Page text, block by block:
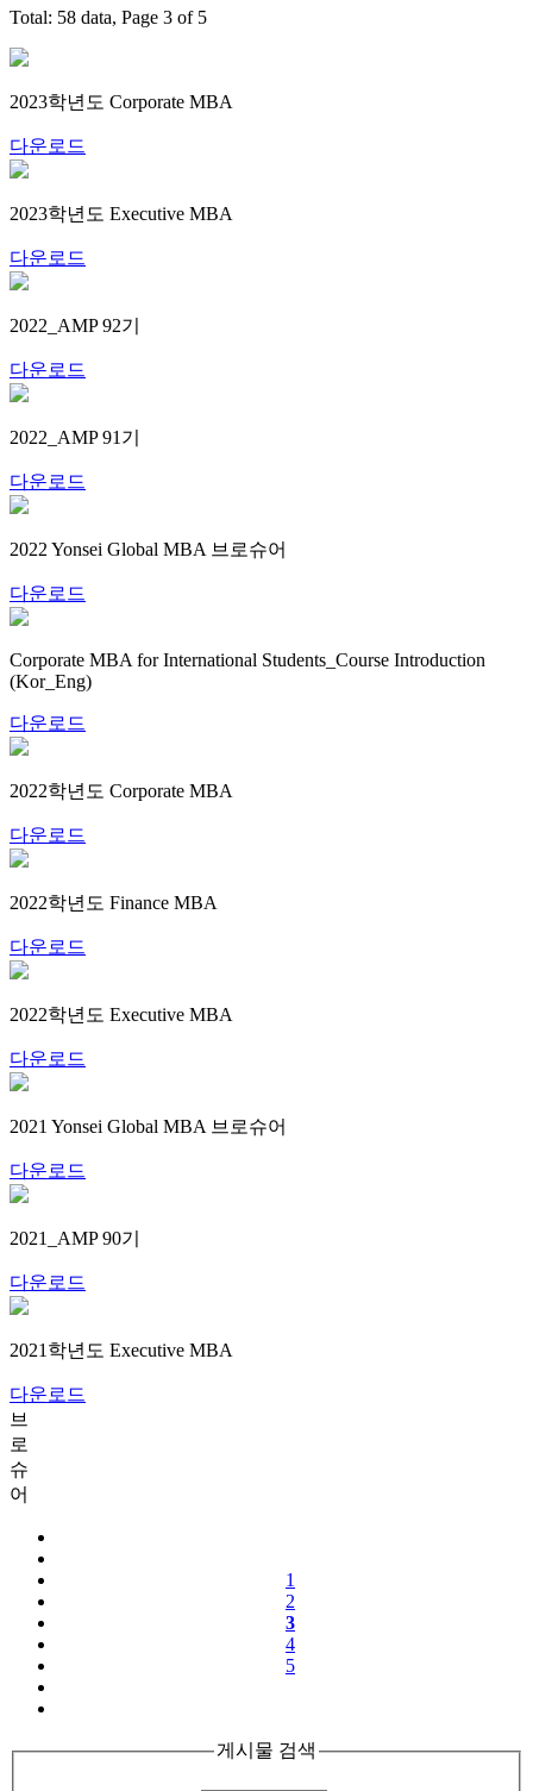
Total: 58 data, Page 3 of 5
2023학년도 Corporate MBA
다운로드
2023학년도 Executive MBA
다운로드
2022_AMP 92기
다운로드
2022_AMP 91기
다운로드
2022 Yonsei Global MBA 브로슈어
다운로드
Corporate MBA for International Students_Course Introduction
(Kor_Eng)
다운로드
2022학년도 Corporate MBA
다운로드
2022학년도 Finance MBA
다운로드
2022학년도 Executive MBA
다운로드
2021 Yonsei Global MBA 브로슈어
다운로드
2021_AMP 90기
다운로드
2021학년도 Executive MBA
다운로드
브
로
슈
어
1
2
3
4
5
게시물 검색